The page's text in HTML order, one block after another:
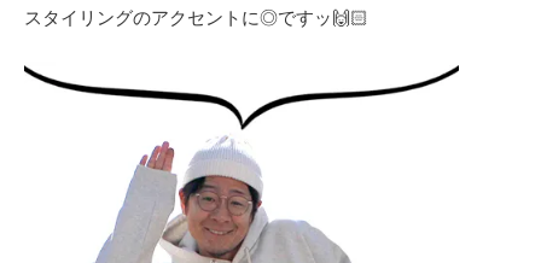
スタイリングのアクセントに◎ですッ🙌🏻